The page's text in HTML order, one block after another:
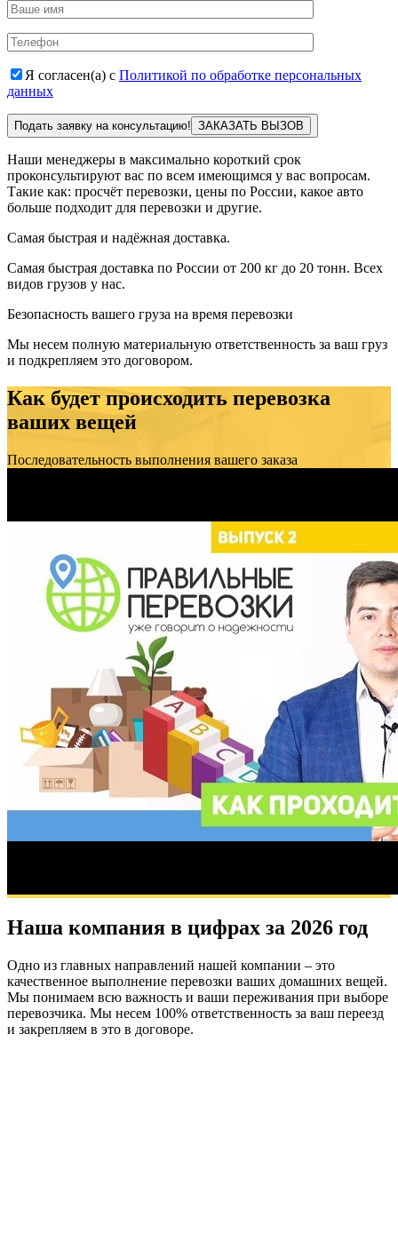
Я согласен(а) с Политикой по обработке персональных
данных
Подать заявку на консультацию!
Наши менеджеры в максимально короткий срок
проконсультируют вас по всем имеющимся у вас вопросам.
Такие как: просчёт перевозки, цены по России, какое авто
больше подходит для перевозки и другие.
Самая быстрая и надёжная доставка.
Самая быстрая доставка по России от 200 кг до 20 тонн. Всех
видов грузов у нас.
Безопасность вашего груза на время перевозки
Мы несем полную материальную ответственность за ваш груз
и подкрепляем это договором.
Как будет происходить перевозка
ваших вещей
Последовательность выполнения вашего заказа
Наша компания в цифрах за 2026 год
Одно из главных направлений нашей компании – это
качественное выполнение перевозки ваших домашних вещей.
Мы понимаем всю важность и ваши переживания при выборе
перевозчика. Мы несем 100% ответственность за ваш переезд
и закрепляем в это в договоре.